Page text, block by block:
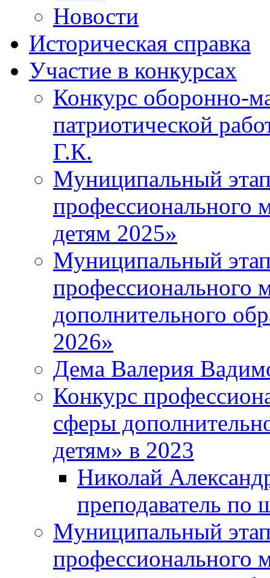
Новости
Историческая справка
Участие в конкурсах
Конкурс оборонно-
патриотической
Г.К.
Муниципальный
профессионального
детям 2025»
Муниципальный
профессионального
дополнительного
2026»
Дема Валерия
Конкурс
сферы
детям» в 2023
Николай
преподаватель по
Муниципальный
профессионального